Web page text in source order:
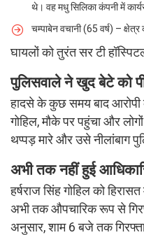
थे। वह मधु सिलिका कंपनी में
चम्पाबेन वचानी (65 वर्ष) – क्षेत्र
घायलों को तुरंत सर टी
पुलिसवाले ने खुद बेटे को
हादसे के कुछ समय बाद आरोपी
गोहिल, मौके पर पहुंचा और
थप्पड़ मारे और उसे नीलांबाग
अभी तक नहीं हुई
हर्षराज सिंह गोहिल को
अभी तक औपचारिक रूप से
अनुसार, शाम 6 बजे तक